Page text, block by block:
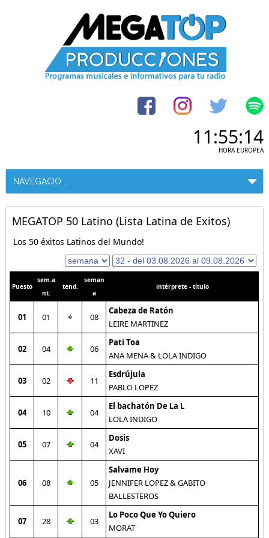
11:55:14
HORA EUROPEA
MEGATOP 50 Latino (Lista Latina de Exitos)
Los 50 éxitos Latinos del Mundo!
Puesto
sem.a
nt.
tend.
seman
a
intérprete - título
01 01 08
Cabeza de Ratón
LEIRE MARTINEZ
02 04 06
Pati Toa
ANA MENA & LOLA INDIGO
03 02 11
Esdrújula
PABLO LOPEZ
04 10 04
El bachatón De La L
LOLA INDIGO
05 07 04
Dosis
XAVI
06 08 05
Salvame Hoy
JENNIFER LOPEZ & GABITO
BALLESTEROS
07 28 03
Lo Poco Que Yo Quiero
MORAT